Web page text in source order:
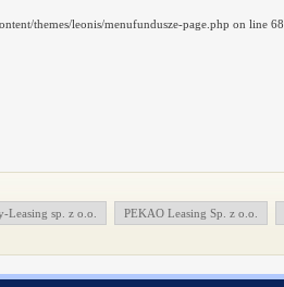
themes/leonis/menufundusze-page.php on line 68
Leasing sp. z o.o. PEKAO Leasing Sp. z o.o.